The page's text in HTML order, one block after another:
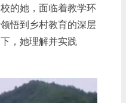
的她，面临着教学环
悟到乡村教育的深层
，她理解并实践